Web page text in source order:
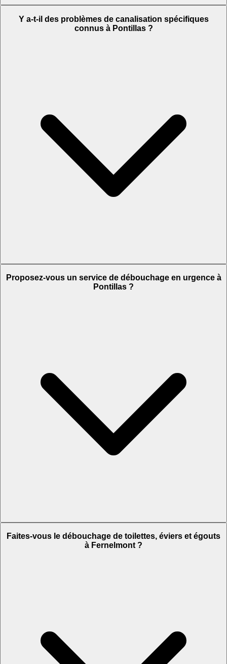
Y a-t-il des problèmes de canalisation spécifiques
connus à Pontillas ?
Proposez-vous un service de débouchage en urgence à
Pontillas ?
Faites-vous le débouchage de toilettes, éviers et égouts
à Fernelmont ?